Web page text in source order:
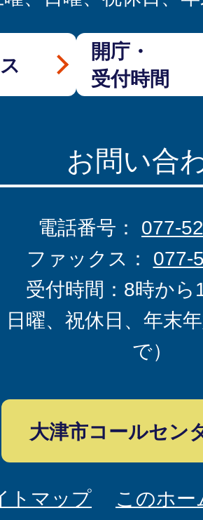
開庁・
受付時間
お問い合
電話番号： 077-
ファックス： 077-
受付時間：8時から
日曜、祝休日、年末
で）
大津市コールセン
トマップ このホ